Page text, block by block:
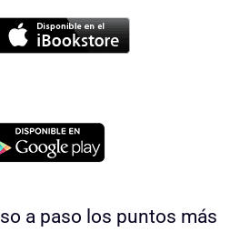
a paso los puntos más